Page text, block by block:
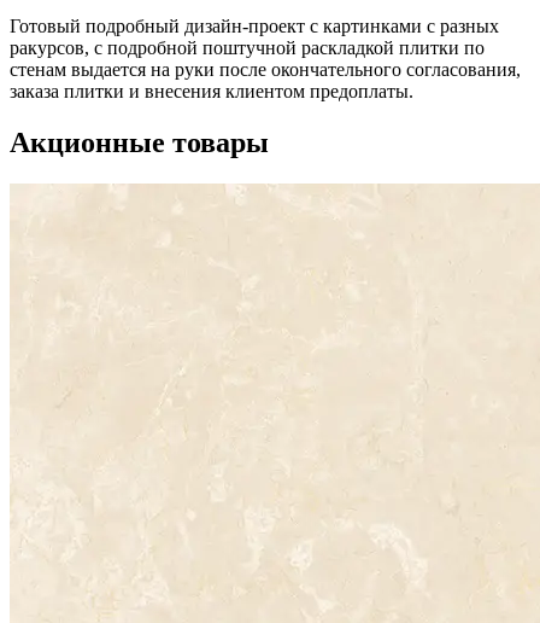
Готовый подробный дизайн-проект с картинками с разных
ракурсов, с подробной поштучной раскладкой плитки по
стенам выдается на руки после окончательного согласования,
заказа плитки и внесения клиентом предоплаты.
Акционные товары